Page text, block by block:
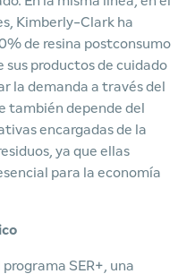
Kimberly-Clark ha
de resina postconsumo
sus productos de cuidado
la demanda a través del
también depende del
encargadas de la
ya que ellas
para la economía
SER+, una